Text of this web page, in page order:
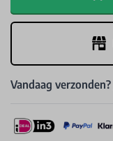
Vandaag verzonden?